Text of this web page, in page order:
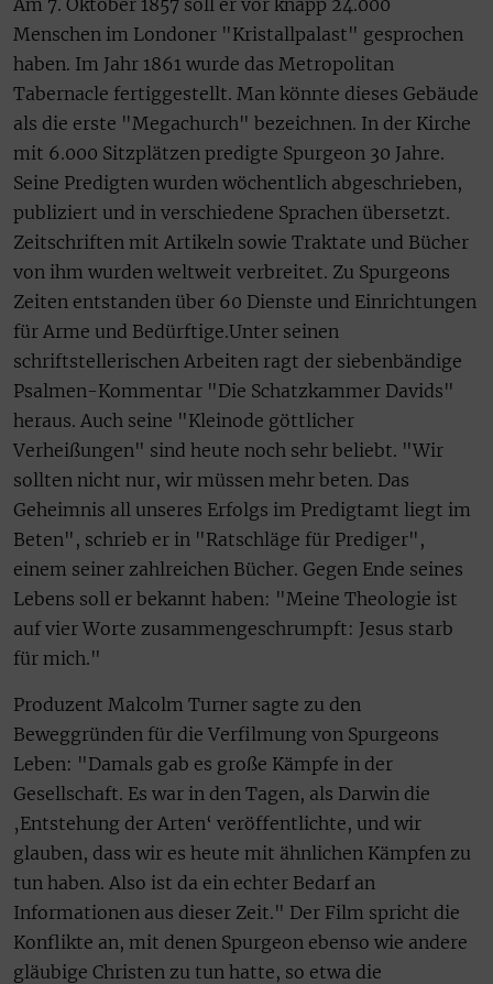
Am 7. Oktober 1857 soll er vor knapp 24.000
Menschen im Londoner "Kristallpalast" gesprochen
haben. Im Jahr 1861 wurde das Metropolitan
Tabernacle fertiggestellt. Man könnte dieses Gebäude
als die erste "Megachurch" bezeichnen. In der Kirche
mit 6.000 Sitzplätzen predigte Spurgeon 30 Jahre.
Seine Predigten wurden wöchentlich abgeschrieben,
publiziert und in verschiedene Sprachen übersetzt.
Zeitschriften mit Artikeln sowie Traktate und Bücher
von ihm wurden weltweit verbreitet. Zu Spurgeons
Zeiten entstanden über 60 Dienste und Einrichtungen
für Arme und Bedürftige.Unter seinen
schriftstellerischen Arbeiten ragt der siebenbändige
Psalmen-Kommentar "Die Schatzkammer Davids"
heraus. Auch seine "Kleinode göttlicher
Verheißungen" sind heute noch sehr beliebt. "Wir
sollten nicht nur, wir müssen mehr beten. Das
Geheimnis all unseres Erfolgs im Predigtamt liegt im
Beten", schrieb er in "Ratschläge für Prediger",
einem seiner zahlreichen Bücher. Gegen Ende seines
Lebens soll er bekannt haben: "Meine Theologie ist
auf vier Worte zusammengeschrumpft: Jesus starb
für mich."
Produzent Malcolm Turner sagte zu den
Beweggründen für die Verfilmung von Spurgeons
Leben: "Damals gab es große Kämpfe in der
Gesellschaft. Es war in den Tagen, als Darwin die
‚Entstehung der Arten‘ veröffentlichte, und wir
glauben, dass wir es heute mit ähnlichen Kämpfen zu
tun haben. Also ist da ein echter Bedarf an
Informationen aus dieser Zeit." Der Film spricht die
Konflikte an, mit denen Spurgeon ebenso wie andere
gläubige Christen zu tun hatte, so etwa die